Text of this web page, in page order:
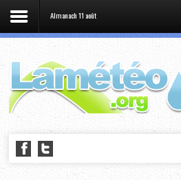
Almanach 11 août